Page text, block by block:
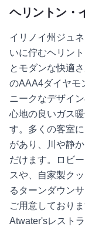
ヘリントン・
イリノイ州ジュ
いに佇むヘリン
とモダンな快適
のAAA4ダイヤモ
ニークなデザイ
心地の良いガス
す。多くの客室
があり、川や静
だけます。ロビ
スや、自家製ク
るターンダウン
ご用意しており
Atwater'sレスト